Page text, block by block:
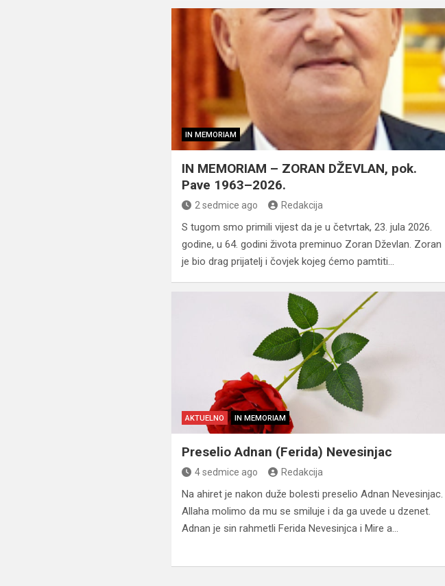
IN MEMORIAM
IN MEMORIAM – ZORAN DŽEVLAN, pok.
Pave 1963–2026.
2 sedmice ago Redakcija
S tugom smo primili vijest da je u četvrtak, 23. jula 2026.
godine, u 64. godini života preminuo Zoran Dževlan. Zoran
je bio drag prijatelj i čovjek kojeg ćemo pamtiti…
AKTUELNO IN MEMORIAM
Preselio Adnan (Ferida) Nevesinjac
4 sedmice ago Redakcija
Na ahiret je nakon duže bolesti preselio Adnan Nevesinjac.
Allaha molimo da mu se smiluje i da ga uvede u dzenet.
Adnan je sin rahmetli Ferida Nevesinjca i Mire a…